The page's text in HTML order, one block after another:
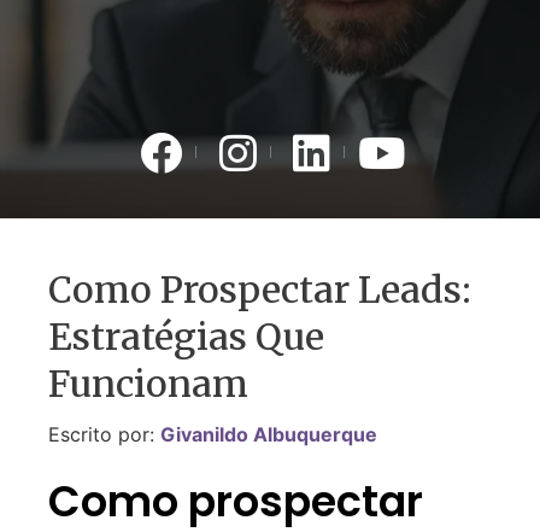
Como Prospectar Leads:
Estratégias Que
Funcionam
Escrito por: Givanildo Albuquerque
Como prospectar